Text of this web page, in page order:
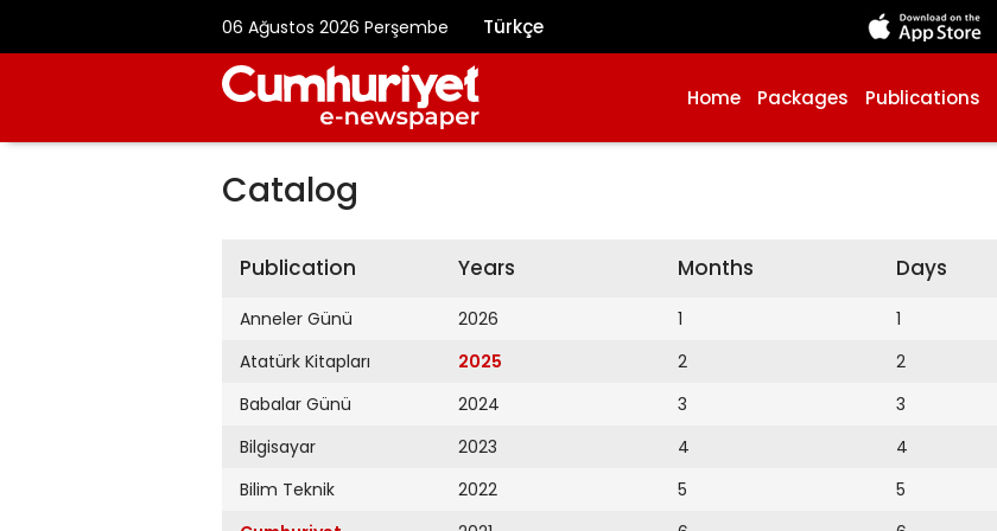
06 Ağustos 2026 Perşembe Türkçe
Home Packages Publications
Catalog
Publication
Anneler Günü
Atatürk Kitapları
Babalar Günü
Bilgisayar
Bilim Teknik
Years
2026
2025
2024
2023
2022
Months
1
2
3
4
5
Days
1
2
3
4
5